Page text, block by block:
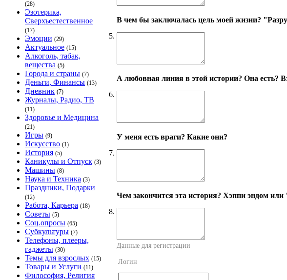
(28)
Эзотерика,
Сверхъестественное
(17)
Эмоции (29)
Актуальное (15)
Алкоголь, табак,
вещества (5)
Города и страны (7)
Деньги, Финансы (13)
Дневник (7)
Журналы, Радио, ТВ
(11)
Здоровье и Медицина
(21)
Игры (9)
Искусство (1)
История (5)
Каникулы и Отпуск (3)
Машины (8)
Наука и Техника (3)
Праздники, Подарки
(12)
Работа, Карьера (18)
Советы (5)
Соц.опросы (65)
Субкультуры (7)
Телефоны, плееры,
гаджеты (30)
Темы для взрослых (15)
Товары и Услуги (11)
Философия, Религия
5.
В чем бы заключалась цель моей жизни?
6.
А любовная линия в этой истории? Она есть?
7.
У меня есть враги? Какие они?
8.
Чем закончится эта история? Хэппи эндом
Данные для регистрации
Логин